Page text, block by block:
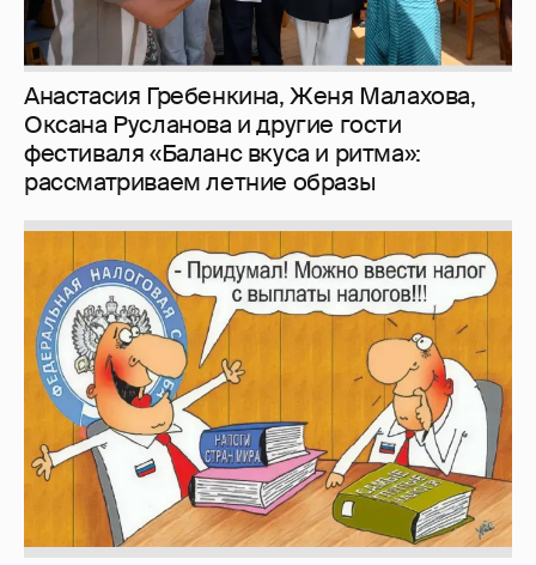
Анастасия Гребенкина, Женя Малахова,
Оксана Русланова и другие гости
фестиваля «Баланс вкуса и ритма»:
рассматриваем летние образы